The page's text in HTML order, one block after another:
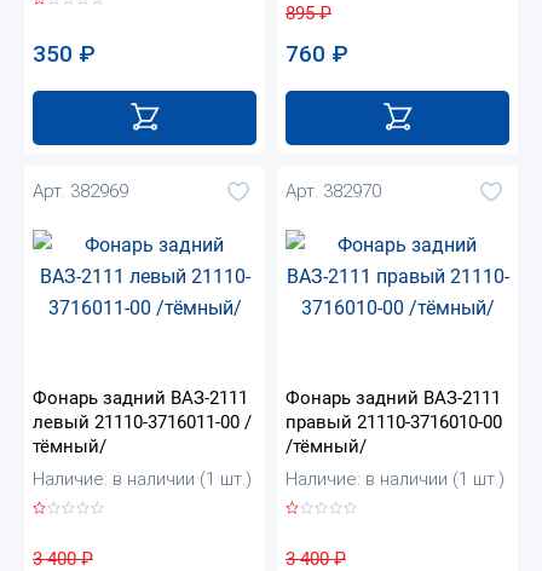
350 ₽
895₽
760 ₽
Арт. 382969
Фонарь задний ВАЗ-2111
левый 21110-3716011-00 /
тёмный/
Наличие: в наличии (1 шт.)
3 400₽
Арт. 382970
Фонарь задний ВАЗ-2111
правый 21110-3716010-00
/тёмный/
Наличие: в наличии (1 шт.)
3 400₽